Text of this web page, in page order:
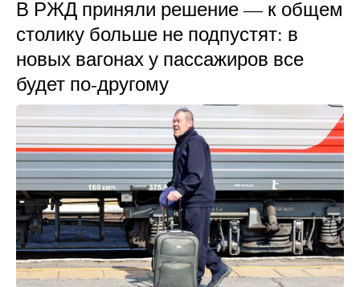
В РЖД приняли решение — к общем
столику больше не подпустят: в
новых вагонах у пассажиров все
будет по-другому